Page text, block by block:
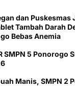
dan Puskesmas
Tambah Darah
Bebas Anemia
SMPN 5 Ponorogo
Manis, SMPN 2